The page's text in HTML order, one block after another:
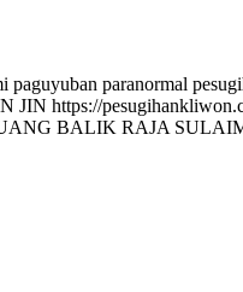
paguyuban
JIN https://
UANG BALIK RAJA